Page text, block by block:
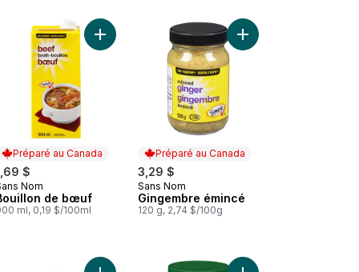
panierau panier
Préparé au Canada
$
au Canada
Nom
de bœuf
ml, 0,19 $/100ml
Ajouter Bouillon de bœuf au panier
Préparé au Canada
3,29 $
Préparé au Canada
Sans Nom
Gingembre émincé
120 g, 2,74 $/100g
Ajouter Gingembre